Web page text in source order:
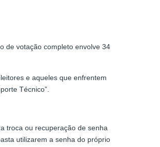
de votação completo envolve 34
e aqueles que enfrentem
Técnico”.
troca ou recuperação de senha
utilizarem a senha do próprio